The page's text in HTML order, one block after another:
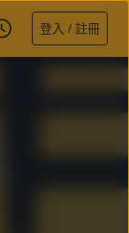
登入 / 註冊